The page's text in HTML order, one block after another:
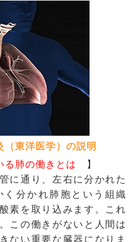
（東洋医学）の説明
る肺の働きとは
】
に通り、左右に分かれた
分かれ肺胞という組織
素を取り込みます。これ
この働きがないと人間は
ない重要な臓器になりま